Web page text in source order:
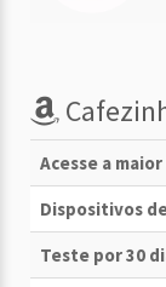
Acesse a
Dispositivos
Teste por 30